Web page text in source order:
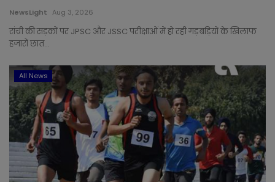
NewsLight Aug 3, 2026
रांची की सड़कों पर JPSC और JSSC परीक्षाओं में हो रही गड़बड़ियों के खिलाफ
हजारों छात...
All News